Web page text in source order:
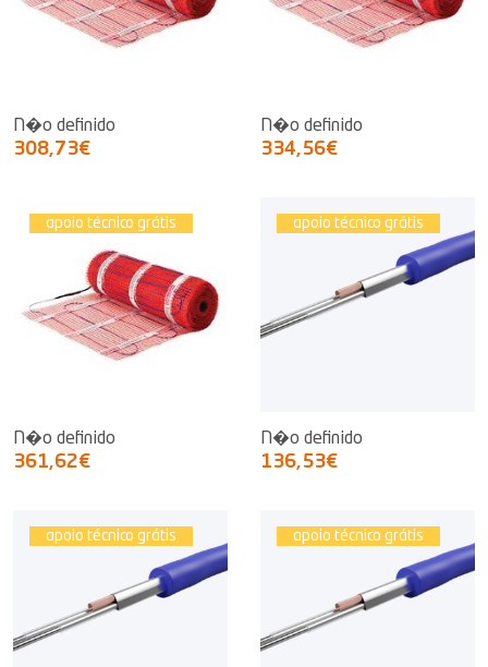
N�o definido
308,73€
N�o definido
334,56€
apoio técnico grátis
N�o definido
361,62€
apoio técnico grátis
N�o definido
136,53€
apoio técnico grátis apoio técnico grátis